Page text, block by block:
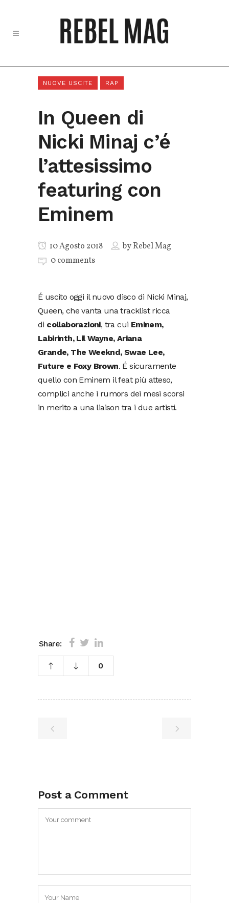
NUOVE USCITE RAP
In Queen di
Nicki Minaj c’é
l’attesissimo
featuring con
Eminem
10 Agosto 2018 byRebel Mag
0 comments
É uscito oggi il nuovo disco di Nicki Minaj,
Queen, che vanta una tracklist ricca
di collaborazioni, tra cui Eminem,
Labirinth, Lil Wayne, Ariana
Grande, The Weeknd, Swae Lee,
Future e Foxy Brown. É sicuramente
quello con Eminem il feat più atteso,
complici anche i rumors dei mesi scorsi
in merito a una liaison tra i due artisti.
Share:
0
Post a Comment